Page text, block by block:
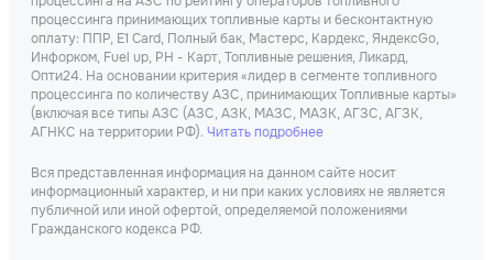
процессинга принимающих топливные карты и бесконтактную
оплату: ППР, Е1 Card, Полный бак, Мастерс, Кардекс, ЯндексGo,
Инфорком, Fuel up, РН - Карт, Топливные решения, Ликард,
Опти24. На основании критерия «лидер в сегменте топливного
процессинга по количеству АЗС, принимающих Топливные карты»
(включая все типы АЗС (АЗС, АЗК, МАЗС, МАЗК, АГЗС, АГЗК,
АГНКС на территории РФ). Читать подробнее
Вся представленная информация на данном сайте носит
информационный характер, и ни при каких условиях не является
публичной или иной офертой, определяемой положениями
Гражданского кодекса РФ.